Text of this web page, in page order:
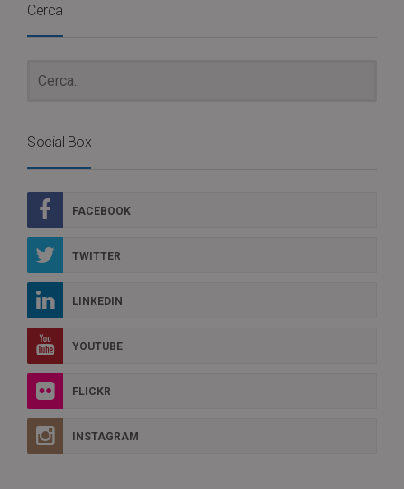
Cerca
Social Box
FACEBOOK
TWITTER
LINKEDIN
YOUTUBE
FLICKR
INSTAGRAM